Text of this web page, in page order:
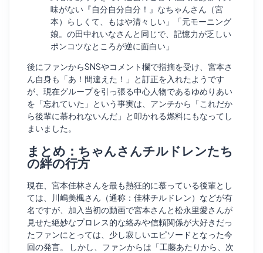
味がない『自分自分自分！』なちゃんさん（宮
本）らしくて、もはや清々しい」「元モーニング
娘。の田中れいなさんと同じで、記憶力が乏しい
ポンコツなところが逆に面白い」
後にファンからSNSやコメント欄で指摘を受け、宮本さ
ん自身も「あ！間違えた！」と訂正を入れたようです
が、現在グループを引っ張る中心人物であるゆめりあい
を「忘れていた」という事実は、アンチから「これだか
ら後輩に慕われないんだ」と叩かれる燃料にもなってし
まいました。
まとめ：ちゃんさんチルドレンたち
の絆の行方
現在、宮本佳林さんを最も熱狂的に慕っている後輩とし
ては、川嶋美楓さん（通称：佳林チルドレン）などが有
名ですが、加入当初の動画で宮本さんと松永里愛さんが
見せた絶妙なプロレス的な絡みや信頼関係が大好きだっ
たファンにとっては、少し寂しいエピソードとなった今
回の発言。 しかし、ファンからは「工藤あたりから、次